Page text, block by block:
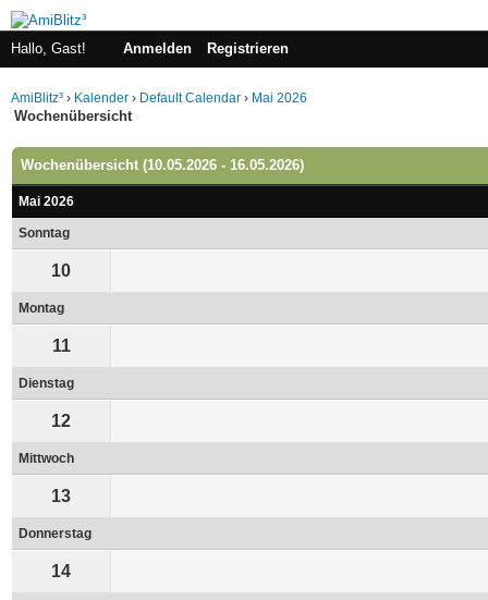
Hallo, Gast! Anmelden Registrieren
AmiBlitz³ › Kalender › Default Calendar › Mai 2026
Wochenübersicht
Wochenübersicht (10.05.2026 - 16.05.2026)
Mai 2026
Sonntag
10
Montag
11
Dienstag
12
Mittwoch
13
Donnerstag
14